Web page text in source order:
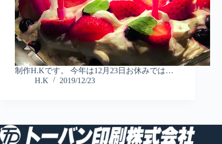
制作H.Kです。 今年は12月23日お休みでは…
H.K
2019/12/23